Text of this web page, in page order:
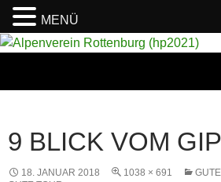
9 BLICK VOM
18. JANUAR 2018 1038 × 691
MENÜ